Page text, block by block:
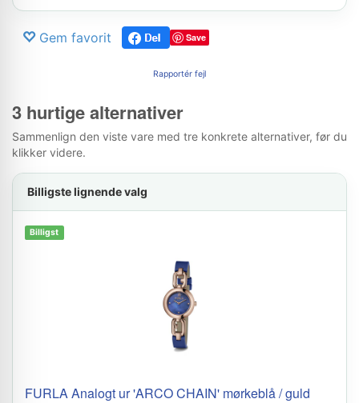
Gem favorit Save
Rapportér fejl
3 hurtige alternativer
Sammenlign den viste vare med tre konkrete alternativer, før du
klikker videre.
Billigste lignende valg
Billigst
FURLA Analogt ur 'ARCO CHAIN' mørkeblå / guld